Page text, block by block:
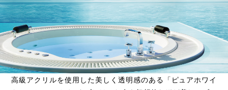
高級アクリルを使用した美しく透明感のある「ピュアホワイ